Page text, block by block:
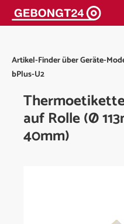
springen
Artikel-Finder über Geräte-
bPlus-U2
auf Rolle (Ø
40mm)